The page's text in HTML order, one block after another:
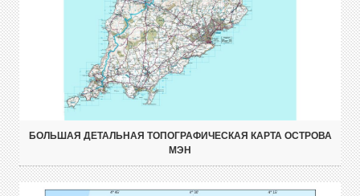
БОЛЬШАЯ ДЕТАЛЬНАЯ ТОПОГРАФИЧЕСКАЯ КАРТА ОСТРОВА
МЭН